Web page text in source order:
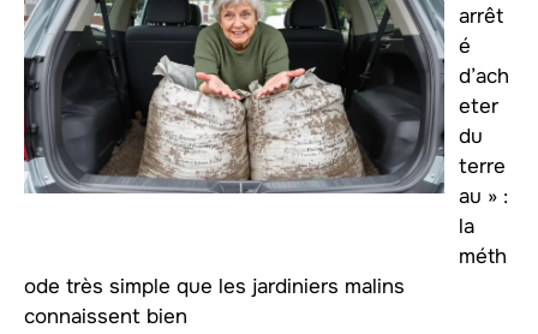
arrêt
é
d’ach
eter
du
terre
au » :
la
méth
ode très simple que les jardiniers malins
connaissent bien